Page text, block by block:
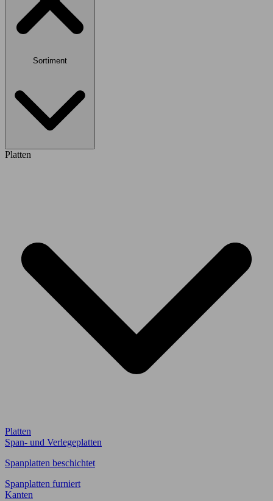
Sortiment
Platten
Platten
Span- und Verlegeplatten
Spanplatten beschichtet
Spanplatten furniert
Kanten